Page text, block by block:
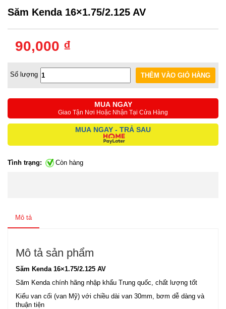
Săm Kenda 16×1.75/2.125 AV
90,000 ₫
Số lượng
MUA NGAY
Giao Tận Nơi Hoặc Nhận Tại Cửa Hàng
MUA NGAY - TRẢ SAU
Tình trạng: Còn hàng
Mô tả
Mô tả sản phẩm
Săm Kenda 16×1.75/2.125 AV
Săm Kenda chính hãng nhập khẩu Trung quốc, chất lượng tốt
Kiểu van cối (van Mỹ) với chiều dài van 30mm, bơm dễ dàng và
thuận tiện